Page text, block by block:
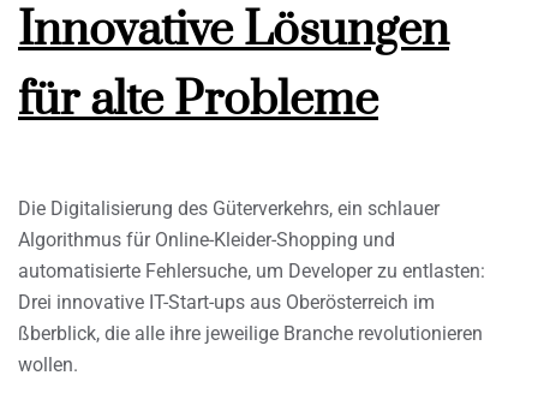
Innovative Lösungen
für alte Probleme
Die Digitalisierung des Güterverkehrs, ein schlauer
Algorithmus für Online-Kleider-Shopping und
automatisierte Fehlersuche, um Developer zu entlasten:
Drei innovative IT-Start-ups aus Oberösterreich im
ßberblick, die alle ihre jeweilige Branche revolutionieren
wollen.